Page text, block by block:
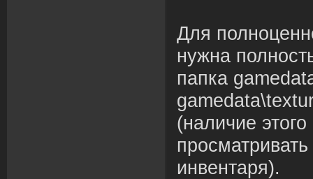
Для
нужна
папка
(наличие
инвентаря).